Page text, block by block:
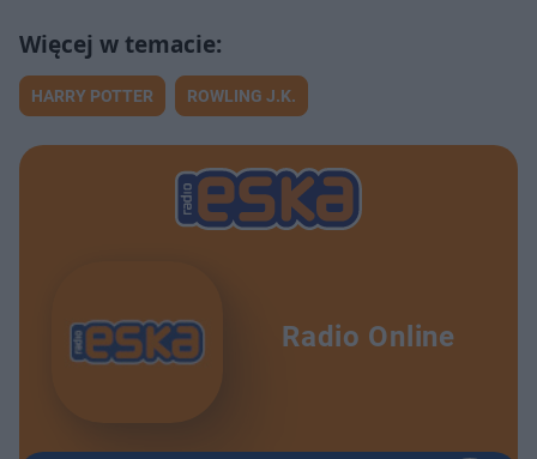
HARRY POTTER ROWLING J.K.
Radio Online